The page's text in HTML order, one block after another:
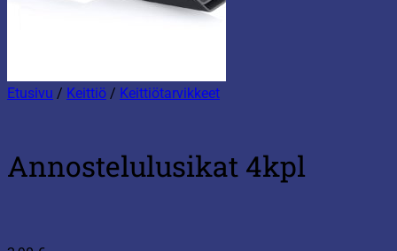
Etusivu / Keittiö / Keittiötarvikkeet
Annostelulusikat 4kpl